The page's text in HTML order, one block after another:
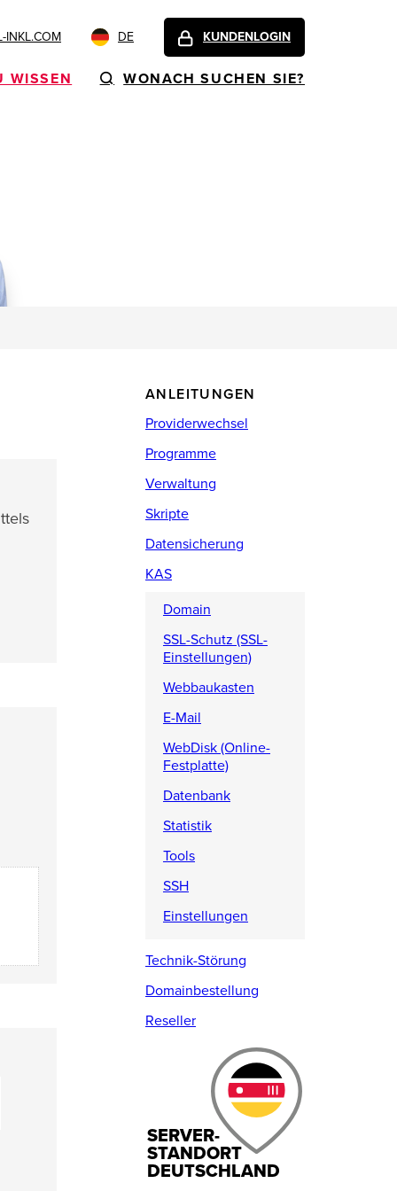
INKL.COM DE KUNDENLOGIN
WISSEN WONACH SUCHEN SIE?
ANLEITUNGEN
Providerwechsel
Programme
Verwaltung
Skripte
Datensicherung
KAS
Domain
SSL-Schutz (SSL-
Einstellungen)
Webbaukasten
E-Mail
WebDisk (Online-
Festplatte)
Datenbank
Statistik
Tools
SSH
Einstellungen
Technik-Störung
Domainbestellung
Reseller
SERVER-
STANDORT
DEUTSCHLAND